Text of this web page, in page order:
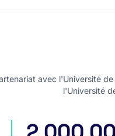
avec l'Université
l'Université
avis d'attribution